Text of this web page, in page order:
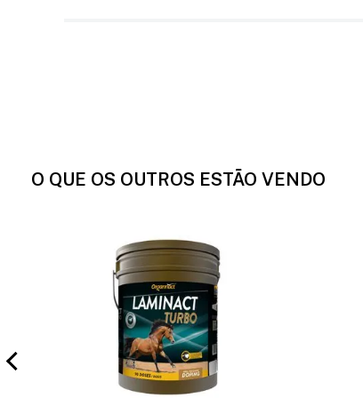
O QUE OS OUTROS ESTÃO VENDO